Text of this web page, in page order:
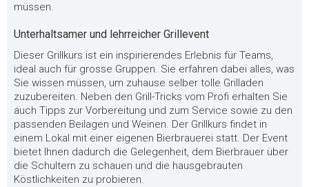
müssen.
Unterhaltsamer und lehrreicher Grillevent
Dieser Grillkurs ist ein inspirierendes Erlebnis für Teams,
ideal auch für grosse Gruppen. Sie erfahren dabei alles, was
Sie wissen müssen, um zuhause selber tolle Grilladen
zuzubereiten. Neben den Grill-Tricks vom Profi erhalten Sie
auch Tipps zur Vorbereitung und zum Service sowie zu den
passenden Beilagen und Weinen. Der Grillkurs findet in
einem Lokal mit einer eigenen Bierbrauerei statt. Der Event
bietet Ihnen dadurch die Gelegenheit, dem Bierbrauer über
die Schultern zu schauen und die hausgebrauten
Köstlichkeiten zu probieren.